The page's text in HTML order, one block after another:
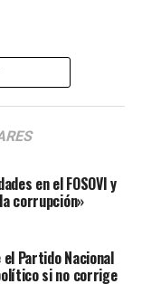
en el FOSOVI y
corrupción»
Partido Nacional
si no corrige